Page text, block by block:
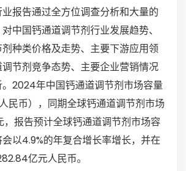
报告通过全方位调查分析和大量的
中国钙通道调节剂行业发展趋势、
种类价格及走势、主要下游应用领
节剂竞争态势、主要企业营销情况
2024年中国钙通道调节剂市场容量
民币），同期全球钙通道调节剂市场
，报告预计全球钙通道调节剂市场容
以4.9%的年复合增长率增长，并在
亿元人民币。